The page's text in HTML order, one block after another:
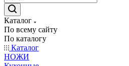
Каталог
По всему сайту
По каталогу
Каталог
НОЖИ